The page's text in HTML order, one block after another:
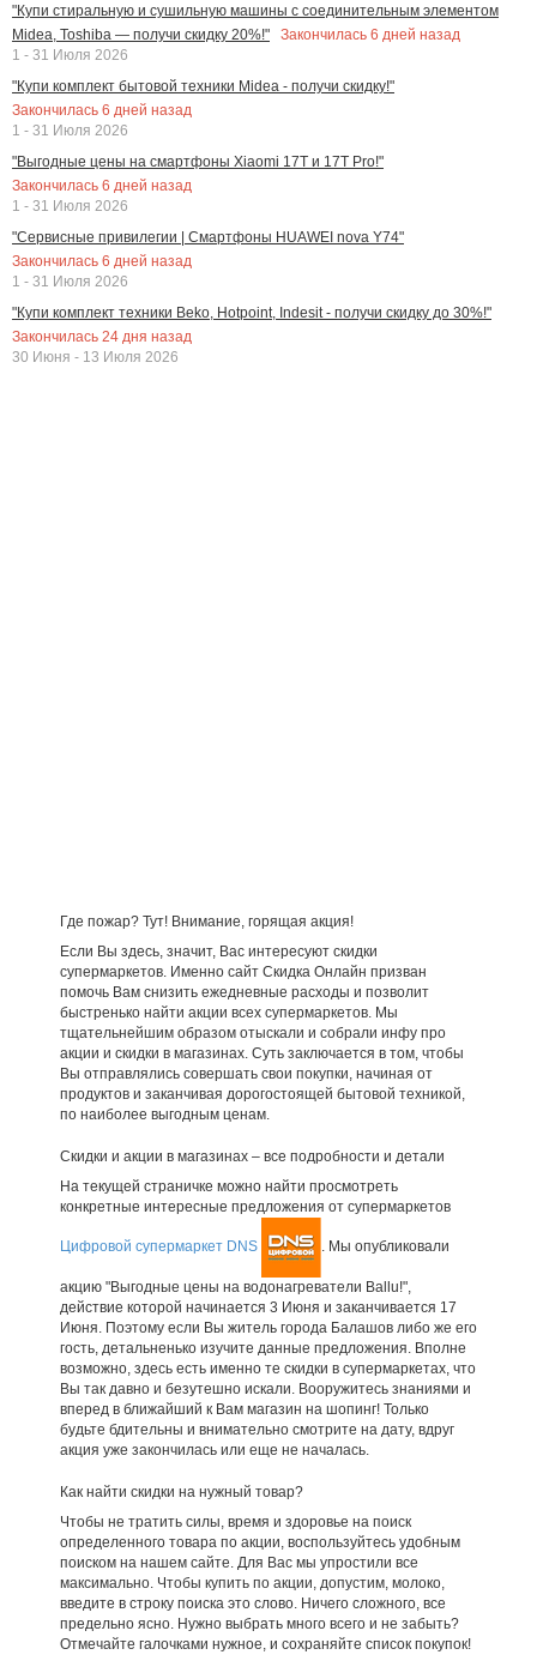
"Купи стиральную и сушильную машины с соединительным элементом
Midea, Toshiba — получи скидку 20%!"
Закончилась 6 дней назад
1 - 31 Июля 2026
"Купи комплект бытовой техники Midea - получи скидку!"
Закончилась 6 дней назад
1 - 31 Июля 2026
"Выгодные цены на смартфоны Xiaomi 17T и 17T Pro!"
Закончилась 6 дней назад
1 - 31 Июля 2026
"Сервисные привилегии | Смартфоны HUAWEI nova Y74"
Закончилась 6 дней назад
1 - 31 Июля 2026
"Купи комплект техники Beko, Hotpoint, Indesit - получи скидку до 30%!"
Закончилась 24 дня назад
30 Июня - 13 Июля 2026
Где пожар? Тут! Внимание, горящая акция!
Если Вы здесь, значит, Вас интересуют скидки
супермаркетов. Именно сайт Скидка Онлайн призван
помочь Вам снизить ежедневные расходы и позволит
быстренько найти акции всех супермаркетов. Мы
тщательнейшим образом отыскали и собрали инфу про
акции и скидки в магазинах. Суть заключается в том, чтобы
Вы отправлялись совершать свои покупки, начиная от
продуктов и заканчивая дорогостоящей бытовой техникой,
по наиболее выгодным ценам.
Скидки и акции в магазинах – все подробности и детали
На текущей страничке можно найти просмотреть
конкретные интересные предложения от супермаркетов
Цифровой супермаркет DNS . Мы опубликовали
акцию "Выгодные цены на водонагреватели Ballu!",
действие которой начинается 3 Июня и заканчивается 17
Июня. Поэтому если Вы житель города Балашов либо же его
гость, детальненько изучите данные предложения. Вполне
возможно, здесь есть именно те скидки в супермаркетах, что
Вы так давно и безутешно искали. Вооружитесь знаниями и
вперед в ближайший к Вам магазин на шопинг! Только
будьте бдительны и внимательно смотрите на дату, вдруг
акция уже закончилась или еще не началась.
Как найти скидки на нужный товар?
Чтобы не тратить силы, время и здоровье на поиск
определенного товара по акции, воспользуйтесь удобным
поиском на нашем сайте. Для Вас мы упростили все
максимально. Чтобы купить по акции, допустим, молоко,
введите в строку поиска это слово. Ничего сложного, все
предельно ясно. Нужно выбрать много всего и не забыть?
Отмечайте галочками нужное, и сохраняйте список покупок!